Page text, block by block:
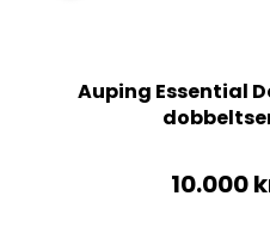
Auping Essential
10.000